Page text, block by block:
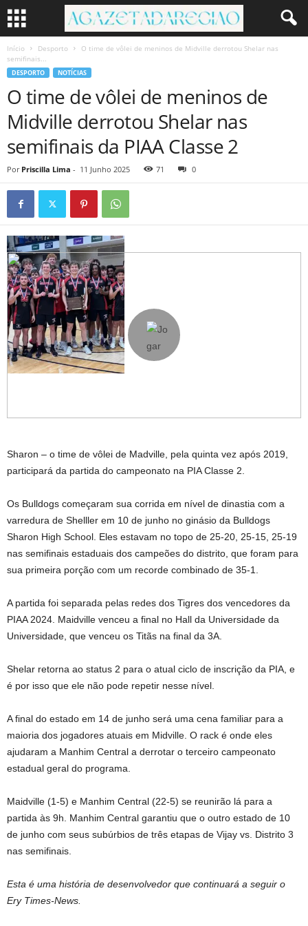
Início Desporto
O time de vôlei de meninos de Midville derrotou Shelar nas
semifinais...
DESPORTO NOTÍCIAS
O time de vôlei de meninos de
Midville derrotou Shelar nas
semifinais da PIAA Classe 2
Por Priscilla Lima - 11 Junho 2025 71 0
Sharon – o time de vôlei de Madville, pela quinta vez após 2019,
participará da partida do campeonato na PIA Classe 2.
Os Bulldogs começaram sua corrida em nível de dinastia com a
varredura de Shelller em 10 de junho no ginásio da Bulldogs
Sharon High School. Eles estavam no topo de 25-20, 25-15, 25-19
nas semifinais estaduais dos campeões do distrito, que foram para
sua primeira porção com um recorde combinado de 35-1.
A partida foi separada pelas redes dos Tigres dos vencedores da
PIAA 2024. Maidville venceu a final no Hall da Universidade da
Universidade, que venceu os Titãs na final da 3A.
Shelar retorna ao status 2 para o atual ciclo de inscrição da PIA, e
é por isso que ele não pode repetir nesse nível.
A final do estado em 14 de junho será uma cena familiar para a
maioria dos jogadores atuais em Midville. O rack é onde eles
ajudaram a Manhim Central a derrotar o terceiro campeonato
estadual geral do programa.
Maidville (1-5) e Manhim Central (22-5) se reunirão lá para a
partida às 9h. Manhim Central garantiu que o outro estado de 10
de junho com seus subúrbios de três etapas de Vijay vs. Distrito 3
nas semifinais.
Esta é uma história de desenvolvedor que continuará a seguir o
Ery Times-News.